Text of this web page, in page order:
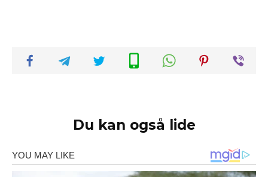
Du kan også lide